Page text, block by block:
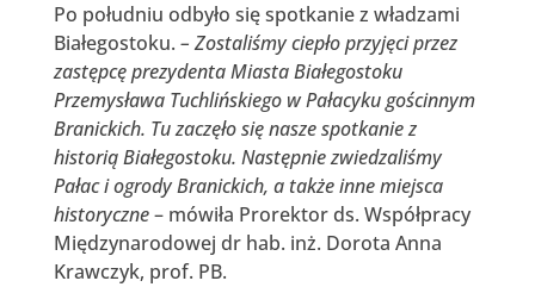
Po południu odbyło się spotkanie z władzami
Białegostoku. – Zostaliśmy ciepło przyjęci przez
zastępcę prezydenta Miasta Białegostoku
Przemysława Tuchlińskiego w Pałacyku gościnnym
Branickich. Tu zaczęło się nasze spotkanie z
historią Białegostoku. Następnie zwiedzaliśmy
Pałac i ogrody Branickich, a także inne miejsca
historyczne– mówiła Prorektor ds. Współpracy
Międzynarodowej dr hab. inż. Dorota Anna
Krawczyk, prof. PB.